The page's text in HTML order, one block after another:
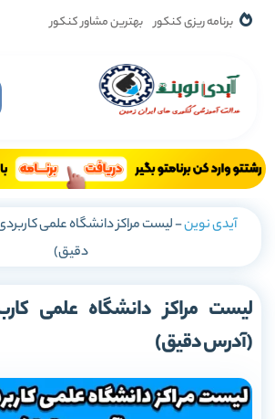
برنامه ریزی کنکور بهترین مشاور کنکور
آیدی نوین-لیست مراکز دانشگاه علمی
دقیق)
لیست مراکز دانشگاه علمی
(آدرس دقیق)